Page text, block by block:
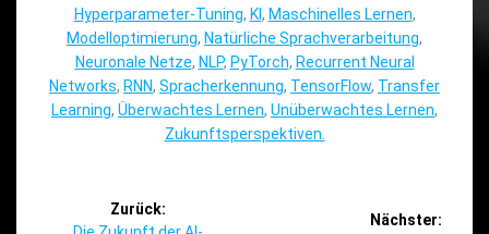
Hyperparameter-Tuning, KI, Maschinelles Lernen,
Modelloptimierung, Natürliche Sprachverarbeitung,
Neuronale Netze, NLP, PyTorch, Recurrent Neural
Networks, RNN, Spracherkennung, TensorFlow, Transfer
Learning, Überwachtes Lernen, Unüberwachtes Lernen,
Zukunftsperspektiven.
Beitragsnavigation
Zurück:
Vorheriger
Nächster: